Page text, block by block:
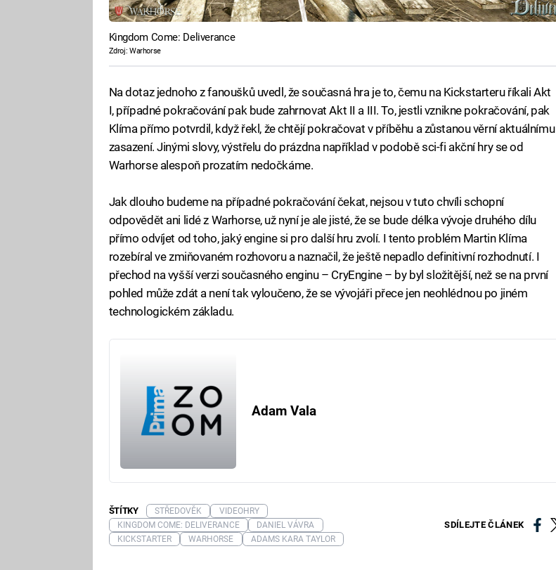
Kingdom Come: Deliverance
Zdroj: Warhorse
Na dotaz jednoho z fanoušků uvedl, že současná hra je to, čemu na Kickstarteru říkali Akt
I, případné pokračování pak bude zahrnovat Akt II a III. To, jestli vznikne pokračování, pak
Klíma přímo potvrdil, když řekl, že chtějí pokračovat v příběhu a zůstanou věrní aktuálnímu
zasazení. Jinými slovy, výstřelu do prázdna například v podobě sci-fi akční hry se od
Warhorse alespoň prozatím nedočkáme.
Jak dlouho budeme na případné pokračování čekat, nejsou v tuto chvíli schopní
odpovědět ani lidé z Warhorse, už nyní je ale jisté, že se bude délka vývoje druhého dílu
přímo odvíjet od toho, jaký engine si pro další hru zvolí. I tento problém Martin Klíma
rozebíral ve zmiňovaném rozhovoru a naznačil, že ještě nepadlo definitivní rozhodnutí. I
přechod na vyšší verzi současného enginu – CryEngine – by byl složitější, než se na první
pohled může zdát a není tak vyloučeno, že se vývojáři přece jen neohlédnou po jiném
technologickém základu.
Adam Vala
SDÍLEJTE ČLÁNEK
ŠTÍTKY STŘEDOVĚK
VIDEOHRY
KINGDOM COME: DELIVERANCE
DANIEL VÁVRA
KICKSTARTER
WARHORSE ADAMS KARA TAYLOR